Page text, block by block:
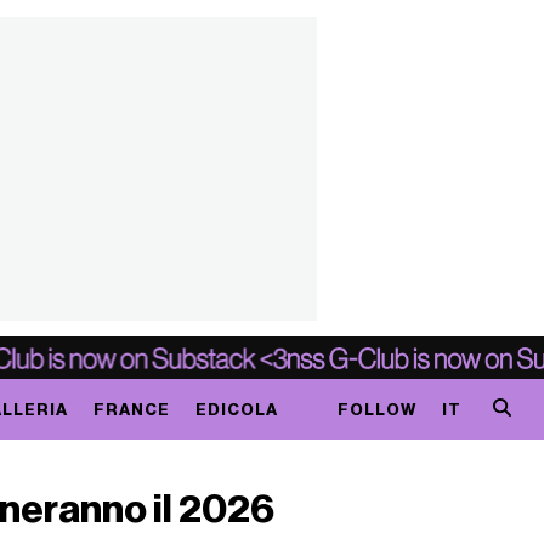
FRANCE EDICOLA FOLLOW IT
il 2026